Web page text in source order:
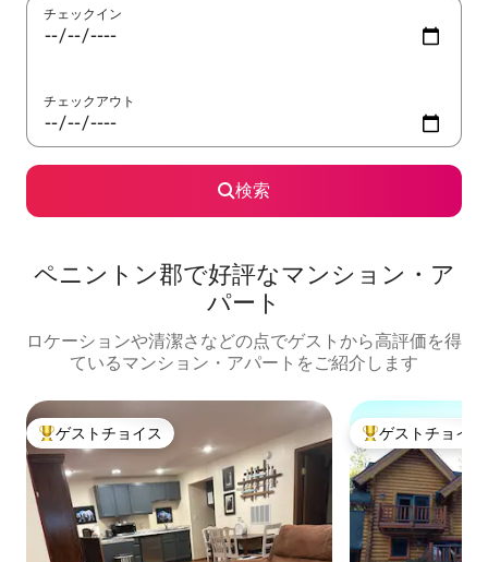
チェックイン
チェックアウト
検索
ペニントン郡で好評なマンション・ア
パート
ロケーションや清潔さなどの点でゲストから高評価を得
ているマンション・アパートをご紹介します
大好評のゲストチョイスです。
ゲストチョイス 大好評のゲスト
ゲストチョイス